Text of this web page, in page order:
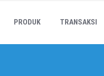
PRODUK TRANSAKSI